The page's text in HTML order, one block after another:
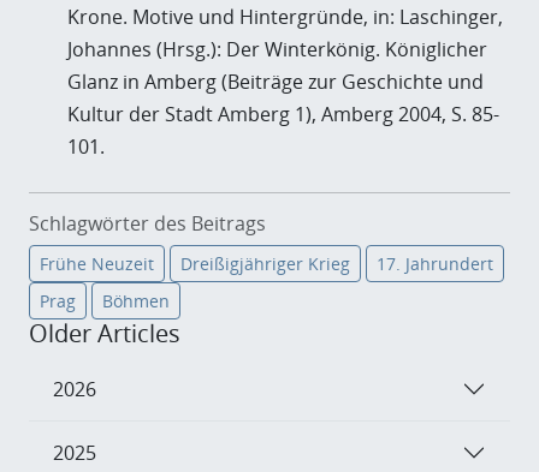
Krone. Motive und Hintergründe, in: Laschinger,
Johannes (Hrsg.): Der Winterkönig. Königlicher
Glanz in Amberg (Beiträge zur Geschichte und
Kultur der Stadt Amberg 1), Amberg 2004, S. 85-
101.
Schlagwörter des Beitrags
Frühe Neuzeit Dreißigjähriger Krieg
17. Jahrundert
Prag
Böhmen
Older Articles
2026
2025